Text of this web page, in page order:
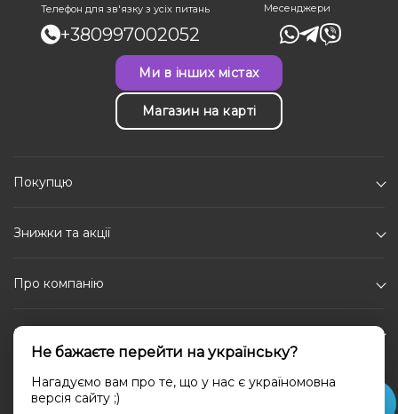
Телефон для зв'язку з усіх питань
+380997002052
Месенджери
Ми в інших містах
Магазин на карті
Покупцю
Знижки та акції
Про компанію
Каталог
Соціальні мережі
Не бажаєте перейти на українську?
Нагадуємо вам про те, що у нас є україномовна
версія сайту ;)